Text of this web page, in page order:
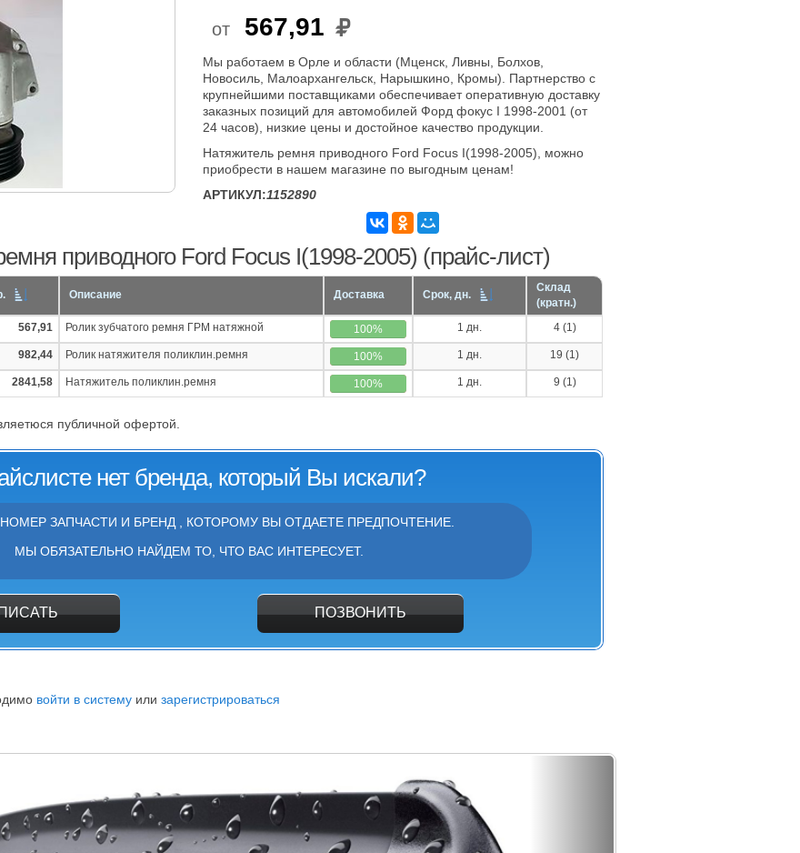
от 567,91
Мы работаем в Орле и области (Мценск, Ливны, Болхов,
Новосиль, Малоархангельск, Нарышкино, Кромы). Партнерство с
крупнейшими поставщиками обеспечивает оперативную доставку
заказных позиций для автомобилей Форд фокус I 1998-2001 (от
24 часов), низкие цены и достойное качество продукции.
Натяжитель ремня приводного Ford Focus I(1998-2005), можно
приобрести в нашем магазине по выгодным ценам!
АРТИКУЛ:1152890
приводного Ford Focus I(1998-2005) (прайс-лист)
Описание Доставка Срок, дн.
Склад
(кратн.)
567,91 Ролик зубчатого ремня ГРМ натяжной 100% 1 дн. 4 (1)
982,44 Ролик натяжителя поликлин.ремня 100% 1 дн. 19 (1)
2841,58 Натяжитель поликлин.ремня 100% 1 дн. 9 (1)
публичной офертой.
нет бренда, который Вы искали?
ЗАПЧАСТИ И БРЕНД , КОТОРОМУ ВЫ ОТДАЕТЕ ПРЕДПОЧТЕНИЕ.
МЫ ОБЯЗАТЕЛЬНО НАЙДЕМ ТО, ЧТО ВАС ИНТЕРЕСУЕТ.
ПОЗВОНИТЬ
войти в систему или зарегистрироваться